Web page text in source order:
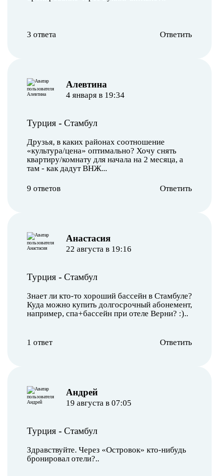
3 ответа Ответить
Алевтина
4 января в 19:34
Турция - Стамбул
Друзья, в каких районах соотношение
«культура/цена» оптимально? Хочу снять
квартиру/комнату для начала на 2 месяца, а
там - как дадут ВНЖ...
9 ответов Ответить
Анастасия
22 августа в 19:16
Турция - Стамбул
Знает ли кто-то хороший бассейн в Стамбуле?
Куда можно купить долгосрочный абонемент,
например, спа+бассейн при отеле Верни? :)..
1 ответ Ответить
Андрей
19 августа в 07:05
Турция - Стамбул
Здравствуйте. Через «Островок» кто-нибудь
бронировал отели?..